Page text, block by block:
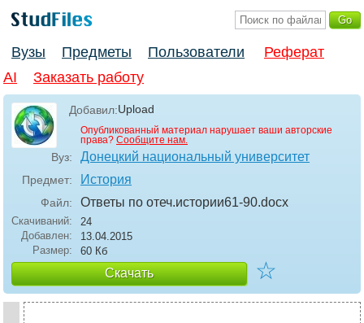
Вузы Предметы Пользователи
Реферат
AI
Заказать работу
Добавил:Upload
Опубликованный материал нарушает ваши авторские
права? Сообщите нам.
Вуз: Донецкий национальный университет
Предмет: История
Файл: Ответы по отеч.истории61-90.docx
Скачиваний:
24
Добавлен:
13.04.2015
Размер:
60 Кб
Скачать ☆